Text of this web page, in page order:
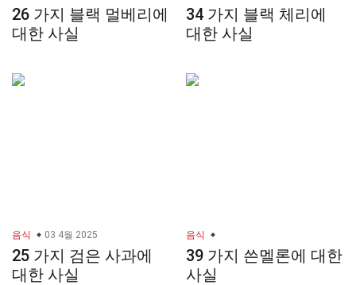
26 가지 블랙 멀베리에
대한 사실
34 가지 블랙 체리에
대한 사실
음식 03 4월 2025
25 가지 검은 사과에
대한 사실
음식
39 가지 쓴멜론에 대한
사실